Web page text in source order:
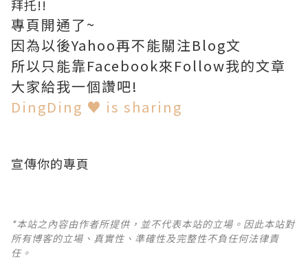
拜托!!
專頁開通了~
因為以後Yahoo再不能關注Blog文
所以只能靠Facebook來Follow我的文章
大家給我一個讚吧!
DingDing ♥ is sharing
宣傳你的專頁
*本站之內容由作者所提供，並不代表本站的立場。因此本站對
所有博客的立場、真實性、準確性及完整性不負任何法律責
任。